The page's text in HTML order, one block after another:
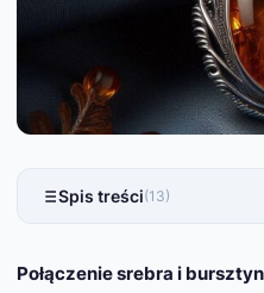
Spis treści(13)
Połączenie srebra i